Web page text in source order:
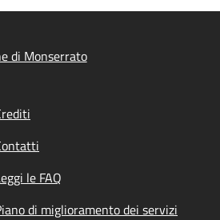
di Monserrato
le FAQ
di miglioramento dei servizi